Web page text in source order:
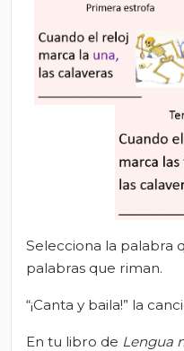
Selecciona la palabra
palabras que riman.
“¡Canta y baila!” la
En tu libro de Lengua